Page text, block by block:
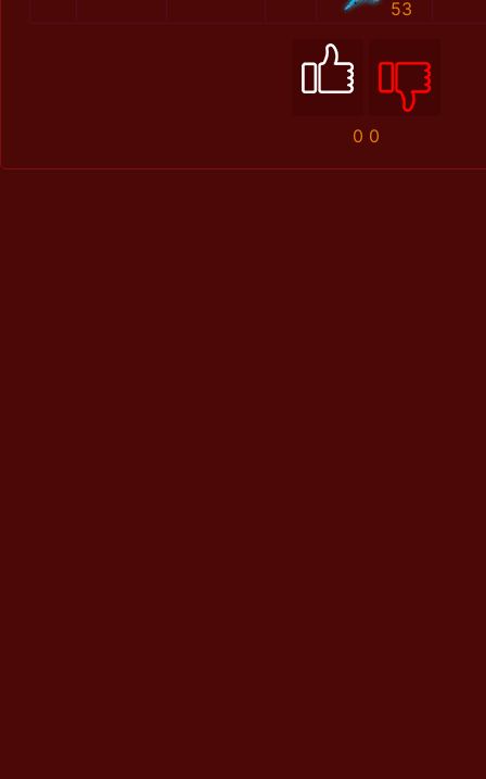
53
0 0